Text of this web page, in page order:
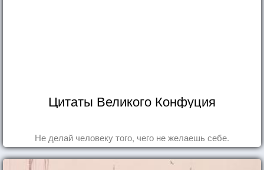
Цитаты Великого Конфуция
Не делай человеку того, чего не желаешь себе.